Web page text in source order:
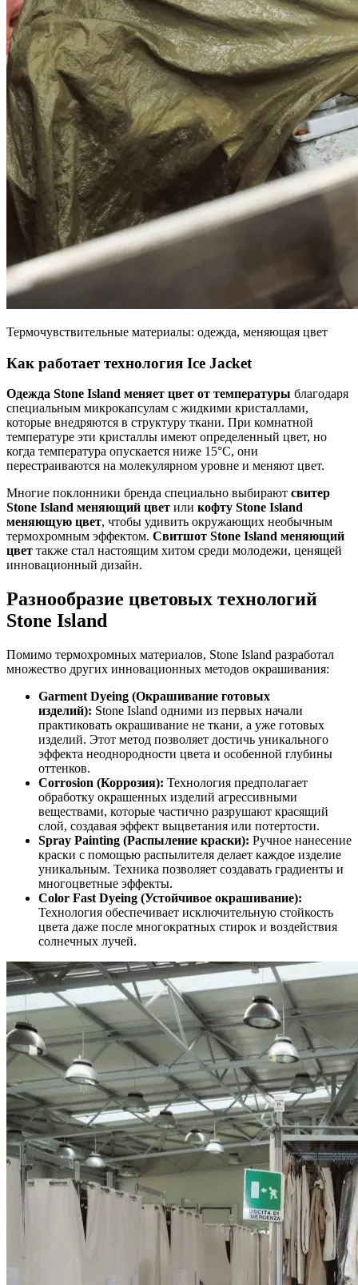
Термочувствительные материалы: одежда, меняющая цвет
Как работает технология Ice Jacket
Одежда Stone Island меняет цвет от температуры благодаря
специальным микрокапсулам с жидкими кристаллами,
которые внедряются в структуру ткани. При комнатной
температуре эти кристаллы имеют определенный цвет, но
когда температура опускается ниже 15°C, они
перестраиваются на молекулярном уровне и меняют цвет.
Многие поклонники бренда специально выбирают свитер
Stone Island меняющий цвет или кофту Stone Island
меняющую цвет, чтобы удивить окружающих необычным
термохромным эффектом. Свитшот Stone Island меняющий
цвет также стал настоящим хитом среди молодежи, ценящей
инновационный дизайн.
Разнообразие цветовых технологий
Stone Island
Помимо термохромных материалов, Stone Island разработал
множество других инновационных методов окрашивания:
Garment Dyeing (Окрашивание готовых
изделий): Stone Island одними из первых начали
практиковать окрашивание не ткани, а уже готовых
изделий. Этот метод позволяет достичь уникального
эффекта неоднородности цвета и особенной глубины
оттенков.
Corrosion (Коррозия): Технология предполагает
обработку окрашенных изделий агрессивными
веществами, которые частично разрушают красящий
слой, создавая эффект выцветания или потертости.
Spray Painting (Распыление краски): Ручное нанесение
краски с помощью распылителя делает каждое изделие
уникальным. Техника позволяет создавать градиенты и
многоцветные эффекты.
Color Fast Dyeing (Устойчивое окрашивание):
Технология обеспечивает исключительную стойкость
цвета даже после многократных стирок и воздействия
солнечных лучей.